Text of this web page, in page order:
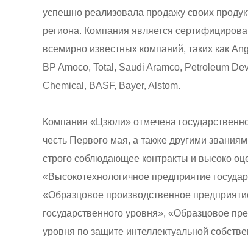
успешно реализовала продажу своих
региона. Компания является
всемирно известных компаний, таких как
BP Amoco, Total, Saudi Aramco, Petroleum
Chemical, BASF, Bayer, Alstom.
Компания «Цзюли» отмечена
честь Первого мая, а также другими
строго соблюдающее контракты и высоко
«Высокотехнологичное предприятие
«Образцовое производственное
государственного уровня», «Образцовое
уровня по защите интеллектуальной